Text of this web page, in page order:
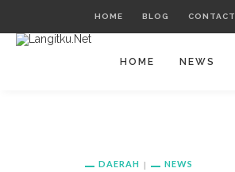
HOME BLOG CONTACT
HOME NEWS
DAERAH NEWS